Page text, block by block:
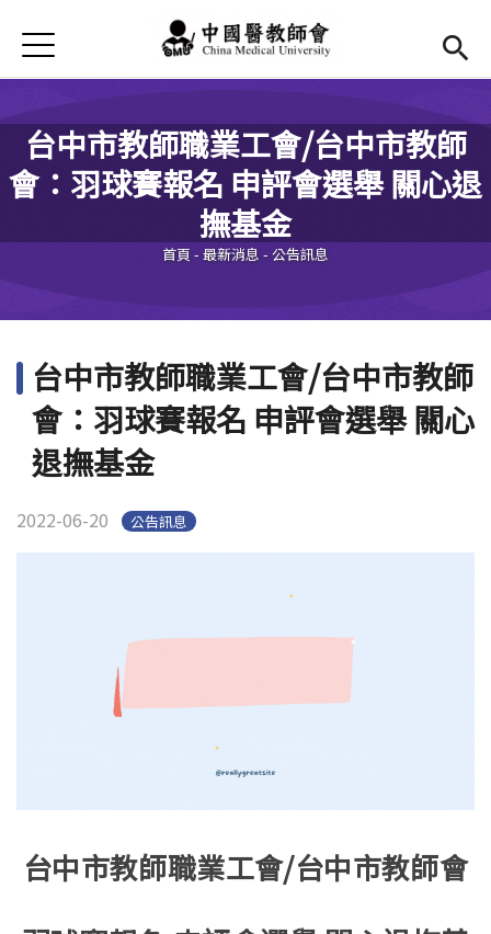
首頁
最新消息
Open submenu (本會簡介)
本會簡介
Open submenu (法規辦法)
法規辦法
Open
現任幹部
活動花絮
表單及退撫金
Jump to Navigation
Jump to Main content
台中市教師職業工會/台中市教師
會：羽球賽報名 申評會選舉 關心退
撫基金
您在這裡
首頁- 最新消息 - 公告訊息
台中市教師職業工會/台中市教師
會：羽球賽報名 申評會選舉 關心
退撫基金
2022-06-20 公告訊息
台中市教師職業工會/台中市教師會